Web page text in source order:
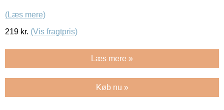
(Læs mere)
219 kr. (Vis fragtpris)
Læs mere »
Køb nu »